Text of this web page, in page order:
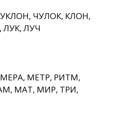
ЧУЛОК, КЛОН,
ЛУК, ЛУЧ
МЕТР, РИТМ,
МАТ, МИР, ТРИ,